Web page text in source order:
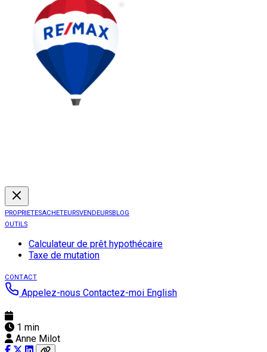
PROPRIETESACHETEURSVENDEURSBLOG
OUTILS
Calculateur de prêt hypothécaire
Taxe de mutation
CONTACT
Appelez-nous Contactez-moi English
1 min
Anne Milot